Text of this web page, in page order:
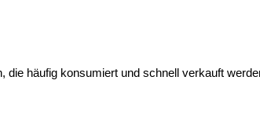
häufig konsumiert und schnell verkauft